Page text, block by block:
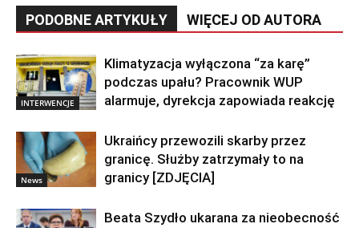
PODOBNE ARTYKUŁY WIĘCEJ OD AUTORA
INTERWENCJE
Klimatyzacja wyłączona “za karę”
podczas upału? Pracownik WUP
alarmuje, dyrekcja zapowiada reakcję
News
Ukraińcy przewozili skarby przez
granicę. Służby zatrzymały to na
granicy [ZDJĘCIA]
Beata Szydło ukarana za nieobecność